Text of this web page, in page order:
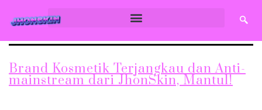
Brand Kosmetik Terjangkau dan Anti-
mainstream dari JhonSkin, Mantul!